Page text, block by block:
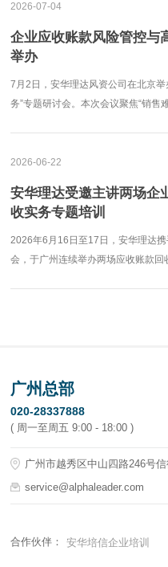
2026-07-04
企业应收账款风险管控与
举办
7月2日，安华理达风资公司在北京
务”专题研讨会。本次会议聚焦“销售
2026-06-22
安华理达受邀主讲两场企
收实务专题培训
2026年6月16日至17日，安华理达
会，于广州连续举办两场应收账款回
广州总部
020-28337888
( 周一至周五 9:00 - 18:00 )
广州市越秀区中山四路246号
service@alphaleader.com
合作伙伴： 安华培信企业培训